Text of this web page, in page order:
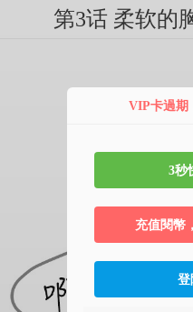
第3话 柔软的
VIP卡過期
3秒
充值閱幣
登